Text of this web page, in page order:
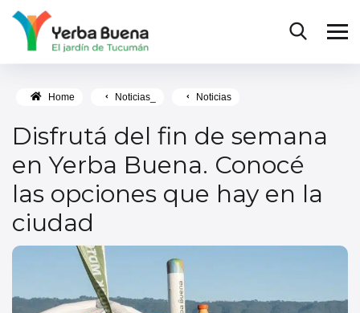
Home Noticias_ Noticias
Disfrutá del fin de semana
en Yerba Buena. Conocé
las opciones que hay en la
ciudad